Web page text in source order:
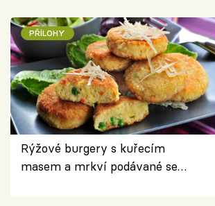
PŘÍLOHY
Rýžové burgery s kuřecím
masem a mrkví podávané se